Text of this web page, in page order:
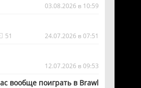
03.08.2026 в 10:59
51 24.07.2026 в 07:51
12.07.2026 в 09:53
вообще поиграть в Brawl